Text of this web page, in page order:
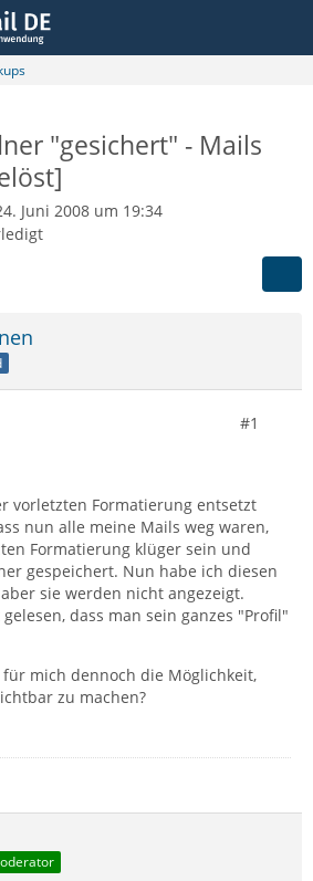
"gesichert" - Mails
Juni 2008 um 19:34
#1
vorletzten Formatierung entsetzt
nun alle meine Mails weg waren,
Formatierung klüger sein und
gespeichert. Nun habe ich diesen
sie werden nicht angezeigt.
dass man sein ganzes "Profil"
für mich dennoch die Möglichkeit,
zu machen?